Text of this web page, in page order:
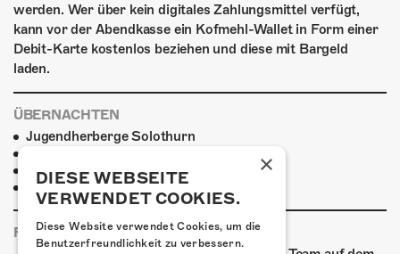
werden. Wer über kein digitales Zahlungsmittel verfügt,
kann vor der Abendkasse ein Kofmehl-Wallet in Form einer
Debit-Karte kostenlos beziehen und diese mit Bargeld
laden.
ÜBERNACHTEN
Jugendherberge Solothurn
H4 Hotel
Weitere Unterkünfte
FOODTRUCK
×
DIESE WEBSEITE
VERWENDET COOKIES.
Diese Website verwendet Cookies, um die
Benutzerfreundlichkeit zu verbessern.